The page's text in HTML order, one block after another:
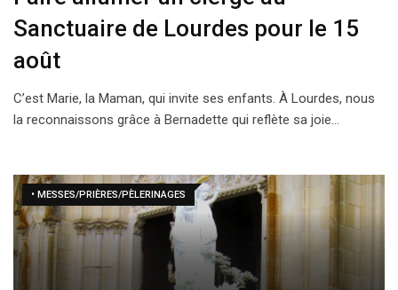
Sanctuaire de Lourdes pour le 15
août
C’est Marie, la Maman, qui invite ses enfants. À Lourdes, nous
la reconnaissons grâce à Bernadette qui reflète sa joie…
• MESSES/PRIÈRES/PÈLERINAGES